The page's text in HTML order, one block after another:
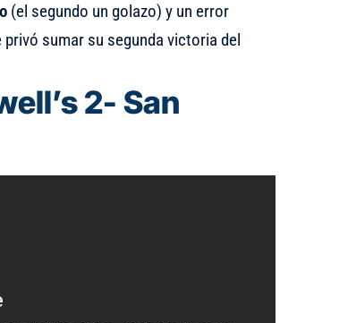
(el segundo un golazo) y un error
sumar su segunda victoria del
2- San